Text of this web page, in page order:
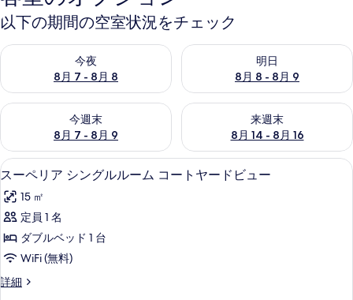
以下の期間の空室状況をチェック
今夜
8月 7 - 8月 8
今夜 8月 7 - 8月 8 の空室状況をチェック
明日
8月 8 - 8月 9
明日 8月 8 - 8月 9 の空室状況
今週末
8月 7 - 8月 9
今週末 8月 7 - 8月 9 の空室状況をチェック
来週末
8月 14 - 8月 16
来週末 8月 14 - 8月 16 の空室
ス
ー
ペ
リ
ア
シ
ン
スーペリア シングルルーム コート
5
スーペリア シングルルーム コートヤードビュー
15 ㎡
定員 1 名
ダブルベッド 1 台
WiFi (無料)
詳細
ス